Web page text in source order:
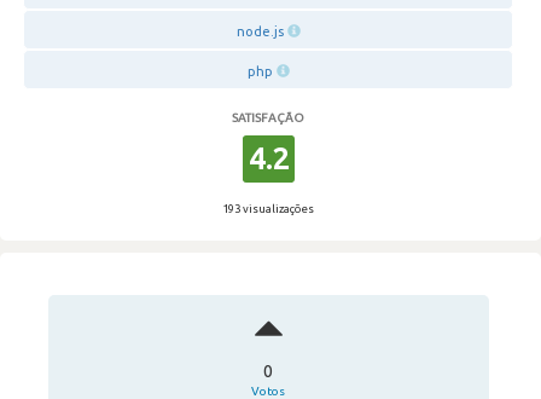
node.js
php
SATISFAÇÃO
4.2
193 visualizações
0
Votos